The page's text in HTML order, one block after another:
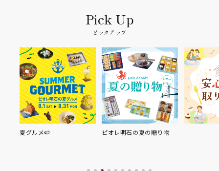
ピックアップ
夏グルメ🍉 ピオレ明石の夏の贈り物